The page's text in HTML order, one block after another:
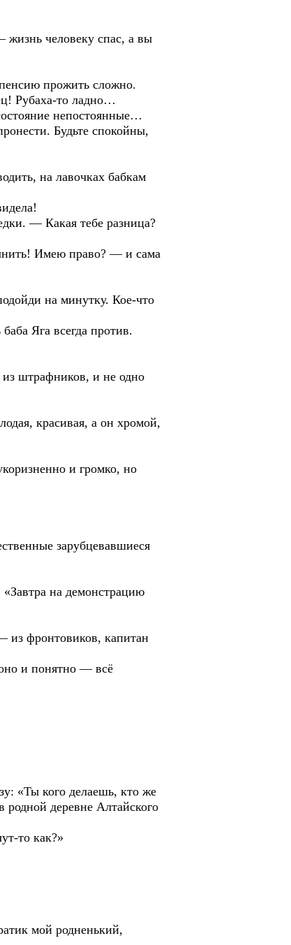
человеку спас, а вы
прожить сложно.
Рубаха-то ладно…
непостоянные…
Будьте спокойны,
на лавочках бабкам
— Какая тебе разница?
Имею право? — и сама
на минутку. Кое-что
Яга всегда против.
штрафников, и не одно
красивая, а он хромой,
и громко, но
зарубцевавшиеся
на демонстрацию
из фронтовиков, капитан
и понятно — всё
«Ты кого делаешь, кто же
родной деревне Алтайского
то как?»
мой родненький,